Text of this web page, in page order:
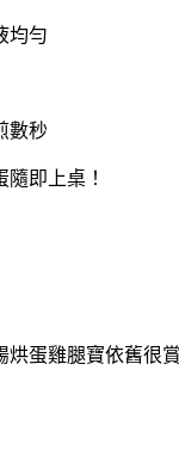
均勻
數秒
即上桌！
烘蛋雞腿寶依舊很